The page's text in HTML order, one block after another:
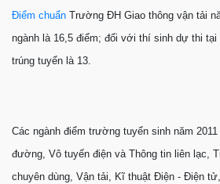
Điểm chuẩn Trường ĐH Giao thông vận tải
ngành là 16,5 điểm; đối với thí sinh dự thi
trúng tuyển là 13.
Các ngành điểm trường tuyển sinh năm
đường, Vô tuyến điện và Thông tin liên lạc,
chuyên dùng, Vận tải, Kĩ thuật Điện - Điện